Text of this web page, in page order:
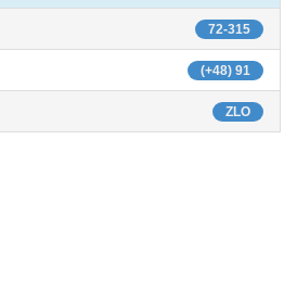
72-315
(+48) 91
ZLO